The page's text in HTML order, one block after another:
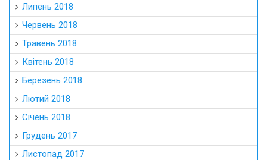
Липень 2018
Червень 2018
Травень 2018
Квітень 2018
Березень 2018
Лютий 2018
Січень 2018
Грудень 2017
Листопад 2017